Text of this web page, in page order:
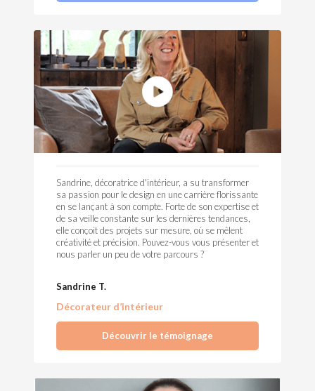
Sandrine, décoratrice d'intérieur, a su transformer
sa passion pour le design en une carrière florissante
en se lançant à son compte. Forte de son expertise et
de sa veille constante sur les dernières tendances,
elle conçoit des projets sur mesure, où se mêlent
créativité et précision. Pouvez-vous vous présenter et
nous parler un peu de votre parcours ?
Sandrine T.
Décorateur d’intérieur
Découvrir le témoignage